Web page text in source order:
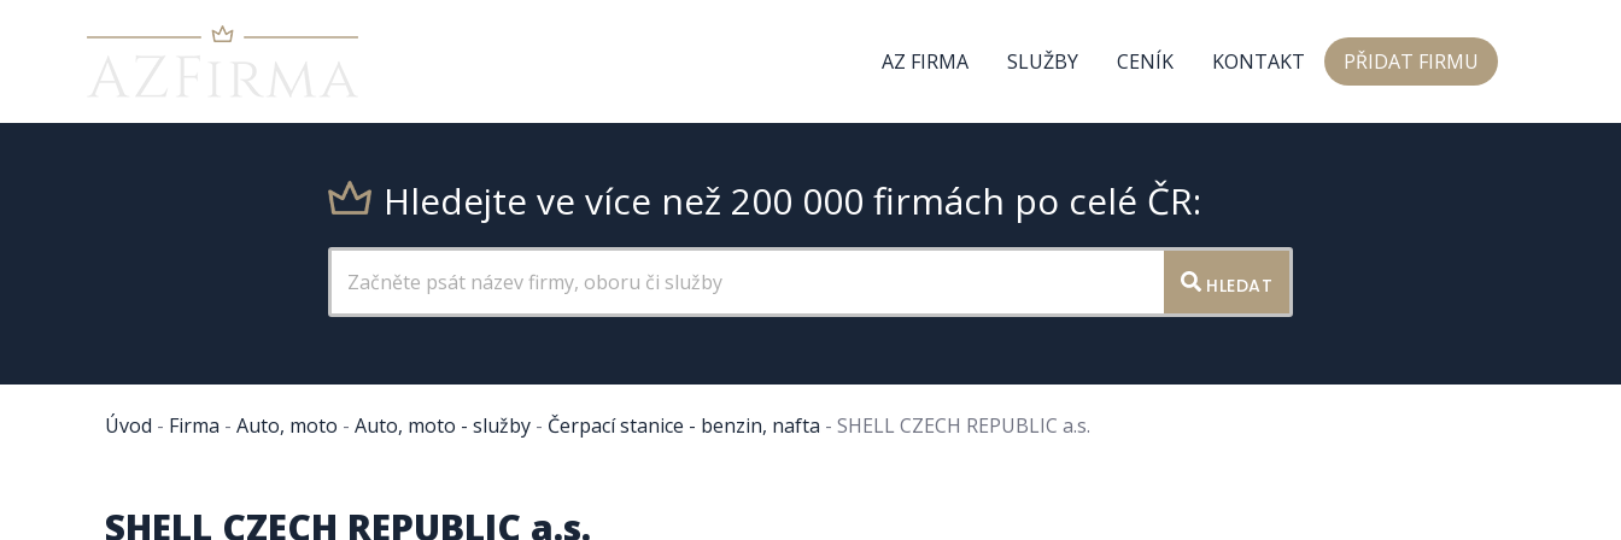
AZ FIRMA SLUŽBY CENÍK KONTAKT PŘIDAT FIRMU
Hledejte ve více než 200 000 firmách po celé ČR:
HLEDAT
Úvod - Firma - Auto, moto - Auto, moto - služby - Čerpací stanice - benzin, nafta - SHELL CZECH REPUBLIC a.s.
SHELL CZECH REPUBLIC a.s.